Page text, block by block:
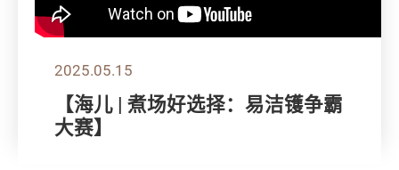
2025.05.15
【海儿 | 煮场好选择：易洁镬争霸
大赛】